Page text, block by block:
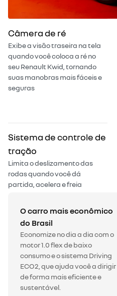
Câmera de ré
Exibe a visão traseira na tela
quando você coloca a ré no
seu Renault Kwid, tornando
suas manobras mais fáceis e
seguras
Sistema de controle de
tração
Limita o deslizamento das
rodas quando você dá
partida, acelera e freia
O carro mais econômico
do Brasil
Economize no dia a dia com o
motor 1.0 flex de baixo
consumo e o sistema Driving
ECO2, que ajuda você a dirigir
de forma mais eficiente e
sustentável.